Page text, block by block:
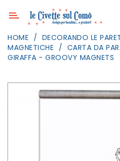
Categoria
ARREDAMENTO
TESSILI
HOME DECORANDO LE
MAGNETICHE
CARTA DA
GIRAFFA - GROOVY MAGNETS